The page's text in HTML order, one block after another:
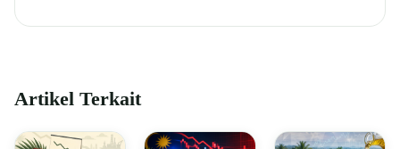
Artikel Terkait